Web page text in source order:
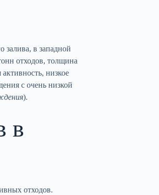
залива, в западной
отходов, толщина
низкое
с очень низкой
).
в
отходов.